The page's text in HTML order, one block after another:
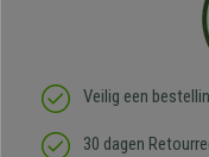
Veilig een
30 dagen